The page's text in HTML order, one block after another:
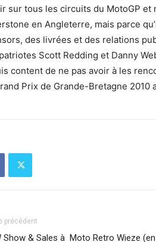
sur tous les circuits du MotoGP et
en Angleterre, mais parce
des livrées et des relations
Scott Redding et Danny
content de ne pas avoir à les
Prix de Grande-Bretagne
précédent
Show & Sales à Moto Retro Wieze (en